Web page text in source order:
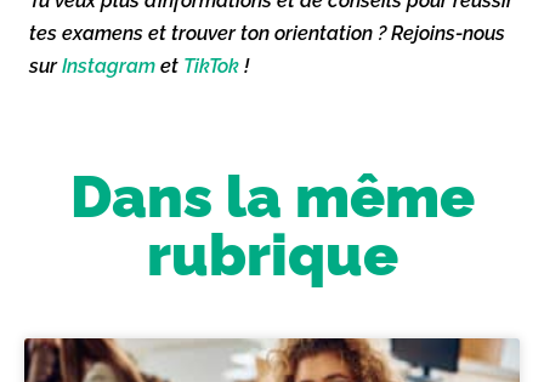
tes examens et trouver ton orientation ? Rejoins-nous
surInstagram et TikTok !
Dans la même
rubrique